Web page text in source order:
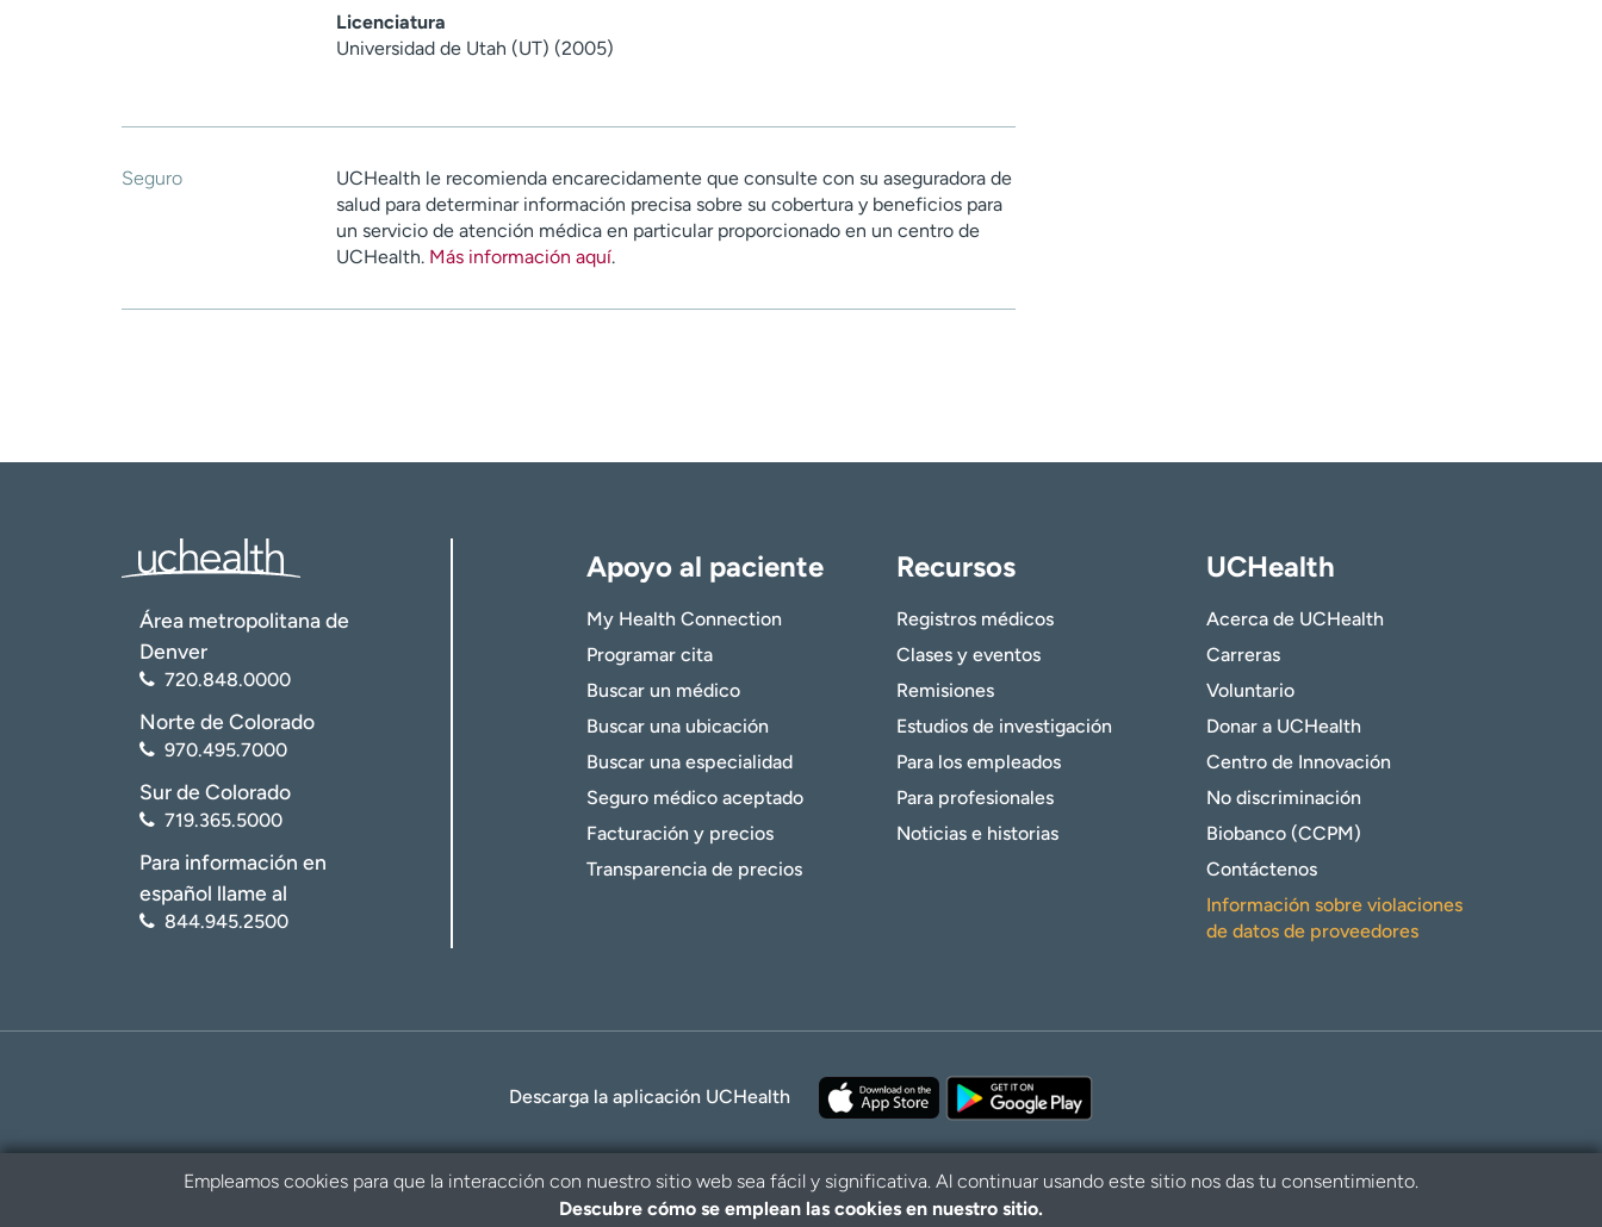
Licenciatura
Universidad de Utah (UT) (2005)
Seguro
UCHealth le recomienda encarecidamente que consulte con su aseguradora de
salud para determinar información precisa sobre su cobertura y beneficios para
un servicio de atención médica en particular proporcionado en un centro de
UCHealth. Más información aquí.
Área metropolitana de
Denver
720.848.0000
Norte de Colorado
970.495.7000
Sur de Colorado
719.365.5000
Para información en
español llame al
844.945.2500
Apoyo al paciente
My Health Connection
Programar cita
Buscar un médico
Buscar una ubicación
Buscar una especialidad
Seguro médico aceptado
Facturación y precios
Transparencia de precios
Recursos
Registros médicos
Clases y eventos
Remisiones
Estudios de investigación
Para los empleados
Para profesionales
Noticias e historias
UCHealth
Acerca de UCHealth
Carreras
Voluntario
Donar a UCHealth
Centro de Innovación
No discriminación
Biobanco (CCPM)
Contáctenos
Información sobre violaciones
de datos de proveedores
Descarga la aplicación UCHealth
Empleamos cookies para que la interacción con nuestro sitio web sea fácil y significativa. Al continuar usando este sitio nos das tu consentimiento.
Descubre cómo se emplean las cookies en nuestro sitio.